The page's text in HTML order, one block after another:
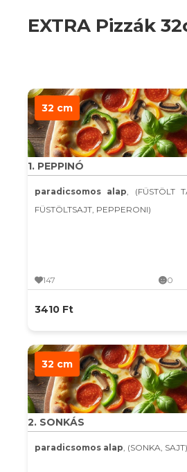
EXTRA Pizzák
32 cm
1. PEPPINÓ
paradicsomos alap, (FÜSTÖLT
FÜSTÖLTSAJT, PEPPERONI)
147 0
3410 Ft
32 cm
2. SONKÁS
paradicsomos alap, (SONKA, SAJT)